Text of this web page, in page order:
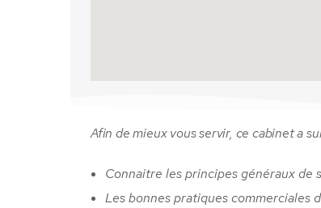
Afin de mieux vous servir, ce cabinet a
Connaitre les principes généraux
Les bonnes pratiques commerciales